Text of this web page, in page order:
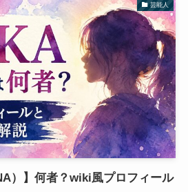
芸能人
）】何者？wiki風プロフィール